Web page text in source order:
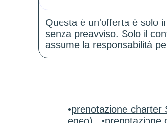
Questa è un'offerta è solo
senza preavviso. Solo il
assume la responsabilità
•prenotazione charter
egeo) •prenotazione